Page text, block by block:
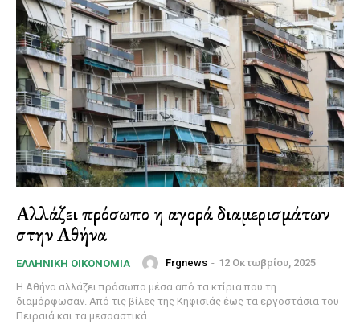
Αλλάζει πρόσωπο η αγορά διαμερισμάτων
στην Αθήνα
ΕΛΛΗΝΙΚΉ ΟΙΚΟΝΟΜΊΑ Frgnews - 12 Οκτωβρίου, 2025
Η Αθήνα αλλάζει πρόσωπο μέσα από τα κτίρια που τη
διαμόρφωσαν. Από τις βίλες της Κηφισιάς έως τα εργοστάσια του
Πειραιά και τα μεσοαστικά...